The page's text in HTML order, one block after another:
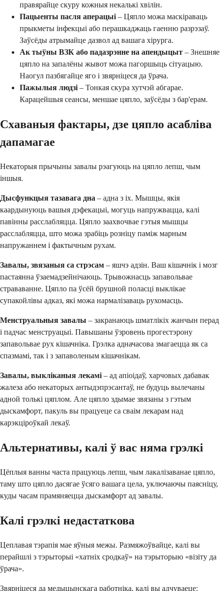
правярайце скуру кожныя некалькі хвілін.
Пацыенты пасля аперацыі – Цяпло можа маскіраваць
прыкметы інфекцыі або перашкаджаць гаенню разрэзаў.
Заўсёды атрымайце дазвол ад вашага хірурга.
Ак тыўны ВЗК або падазрэнне на апендыцыт – Знешняе
цяпло на запалёны жывот можа пагоршыць сітуацыю.
Наогул пазбягайце яго і звярніцеся да ўрача.
Пажылыя людзі – Тонкая скура хутчэй абгарае.
Карацейшыя сеансы, меншае цяпло, заўсёды з бар'ерам.
Схаваныя фактары, дзе цяпло асабліва
дапамагае
Некаторыя прычыны завалы рэагуюць на цяпло лепш, чым
іншыя.
Дысфункцыя тазавага дна – адна з іх. Мышцы, якія
каардынуюць вашыя дэфекацыі, могуць напружвацца, калі
павінны расслабляцца. Цяпло заахвочвае гэтыя мышцы
расслабляцца, што можа зрабіць розніцу паміж марным
напружаннем і фактычным рухам.
Завалы, звязаныя са стрэсам – яшчэ адзін. Ваш кішачнік і мозг
пастаянна ўзаемадзейнічаюць. Трывожнасць запавольвае
страваванне. Цяпло па ўсёй брушной поласці выклікае
супакойлівы адказ, які можа нармалізаваць рухомасць.
Менструальныя завалы – закранаюць шматлікіх жанчын перад
і падчас менструацыі. Павышаны ўзровень прогестэрону
запавольвае рух кішачніка. Грэлка адначасова змагаецца як са
спазмамі, так і з запаволеным кішачнікам.
Завалы, выкліканыя лекамі – ад апіоідаў, харчовых дабавак
жалеза або некаторых антыдэпрэсантаў, не будуць вылечаны
адной толькі цяплом. Але цяпло здымае звязаны з гэтым
дыскамфорт, пакуль вы працуеце са сваім лекарам над
карэкціроўкай лекаў.
Альтернативы, калі ў вас няма грэлкі
Цёплыя ванны часта працуюць лепш, чым лакалізаванае цяпло,
таму што цяпло дасягае ўсяго вашага цела, уключаючы паясніцу,
куды часам прамяняецца дыскамфорт ад завалы.
Калі грэлкі недастаткова
Цеплавая тэрапія мае яўныя межы. Размяжоўвайце, калі вы
перайшлі з тэрыторыі «хатніх сродкаў» на тэрыторыю «візіту да
ўрача».
Звярніцеся да медыцынскага работніка, калі вы адчуваеце: